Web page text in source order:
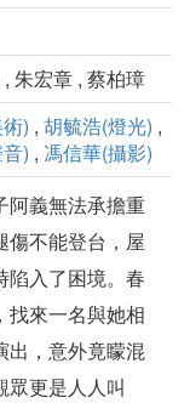
, 朱宏章 , 蔡柏璋
) , 胡毓浩(燈光) ,
) , 馮信華(攝影)
阿義無法承擔重
傷不能登台，屋
陷入了困境。春
找來一名與她相
出，意外竟矇混
眾更是人人叫